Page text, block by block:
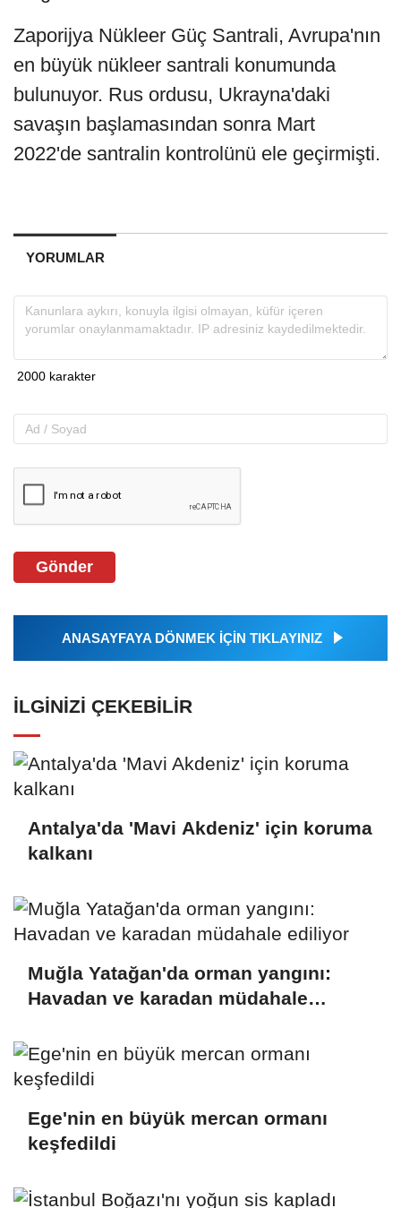
Zaporijya Nükleer Güç Santrali, Avrupa'nın
en büyük nükleer santrali konumunda
bulunuyor. Rus ordusu, Ukrayna'daki
savaşın başlamasından sonra Mart
2022'de santralin kontrolünü ele geçirmişti.
YORUMLAR
Gönder
ANASAYFAYA DÖNMEK İÇİN TIKLAYINIZ
İLGINIZI ÇEKEBILIR
Antalya'da 'Mavi Akdeniz' için koruma
kalkanı
Muğla Yatağan'da orman yangını:
Havadan ve karadan müdahale
Ege'nin en büyük mercan ormanı
keşfedildi